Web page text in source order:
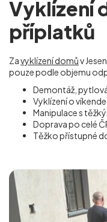
Vyklízení
příplatků
Zavyklízení domův
pouze podle objemu
Demontáž,
Vyklízení o
Manipulace s
Doprava po celé
Těžko přístupné